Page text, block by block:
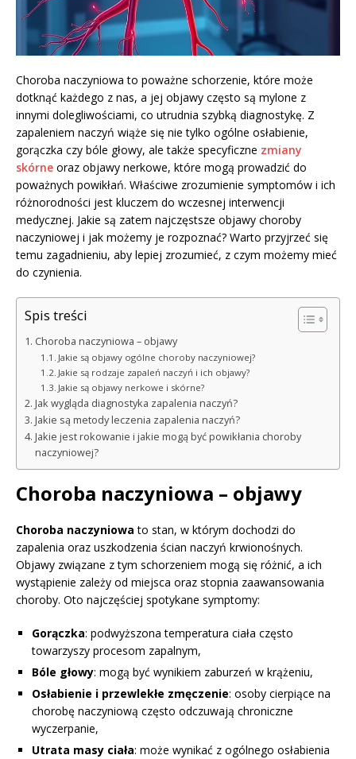
Choroba naczyniowa to poważne schorzenie, które może
dotknąć każdego z nas, a jej objawy często są mylone z
innymi dolegliwościami, co utrudnia szybką diagnostykę. Z
zapaleniem naczyń wiąże się nie tylko ogólne osłabienie,
gorączka czy bóle głowy, ale także specyficzne zmiany
skórne oraz objawy nerkowe, które mogą prowadzić do
poważnych powikłań. Właściwe zrozumienie symptomów i ich
różnorodności jest kluczem do wczesnej interwencji
medycznej. Jakie są zatem najczęstsze objawy choroby
naczyniowej i jak możemy je rozpoznać? Warto przyjrzeć się
temu zagadnieniu, aby lepiej zrozumieć, z czym możemy mieć
do czynienia.
Spis treści
Choroba naczyniowa – objawy
Jakie są objawy ogólne choroby naczyniowej?
Jakie są rodzaje zapaleń naczyń i ich objawy?
Jakie są objawy nerkowe i skórne?
Jak wygląda diagnostyka zapalenia naczyń?
Jakie są metody leczenia zapalenia naczyń?
Jakie jest rokowanie i jakie mogą być powikłania choroby
naczyniowej?
Choroba naczyniowa – objawy
Choroba naczyniowa to stan, w którym dochodzi do
zapalenia oraz uszkodzenia ścian naczyń krwionośnych.
Objawy związane z tym schorzeniem mogą się różnić, a ich
wystąpienie zależy od miejsca oraz stopnia zaawansowania
choroby. Oto najczęściej spotykane symptomy:
Gorączka: podwyższona temperatura ciała często
towarzyszy procesom zapalnym,
Bóle głowy: mogą być wynikiem zaburzeń w krążeniu,
Osłabienie i przewlekłe zmęczenie: osoby cierpiące na
chorobę naczyniową często odczuwają chroniczne
wyczerpanie,
Utrata masy ciała: może wynikać z ogólnego osłabienia